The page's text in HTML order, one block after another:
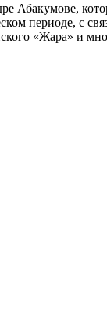
Абакумове,
периоде, с
«Жара» и